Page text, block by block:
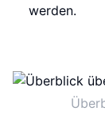
werden.